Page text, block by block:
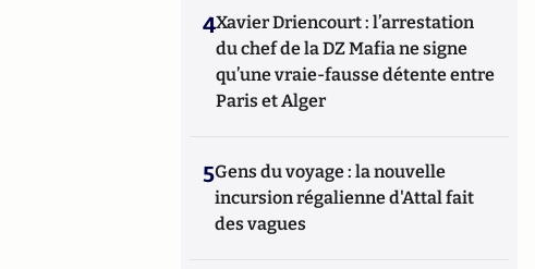
4Xavier Driencourt : l’arrestation
du chef de la DZ Mafia ne signe
qu’une vraie-fausse détente entre
Paris et Alger
5Gens du voyage : la nouvelle
incursion régalienne d'Attal fait
des vagues